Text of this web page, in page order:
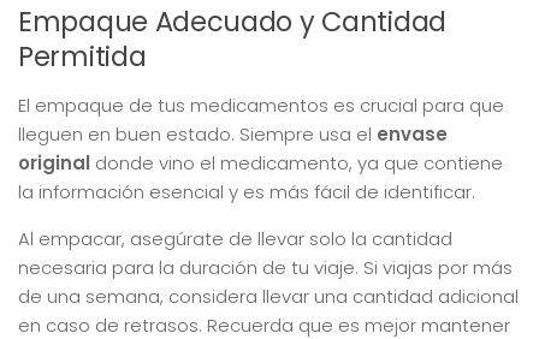
Empaque Adecuado y Cantidad
Permitida
El empaque de tus medicamentos es crucial para que
lleguen en buen estado. Siempre usa el envase
original donde vino el medicamento, ya que contiene
la información esencial y es más fácil de identificar.
Al empacar, asegúrate de llevar solo la cantidad
necesaria para la duración de tu viaje. Si viajas por más
de una semana, considera llevar una cantidad adicional
en caso de retrasos. Recuerda que es mejor mantener